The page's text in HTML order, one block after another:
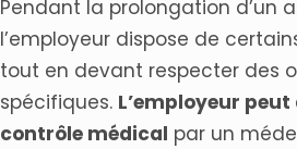
Pendant la prolongation d’un
l’employeur dispose de
tout en devant respecter des
spécifiques. L’employeur
contrôle médical par un